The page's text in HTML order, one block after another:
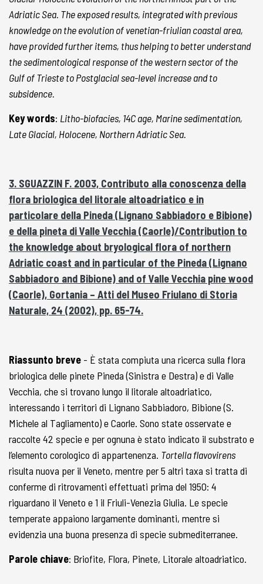
Adriatic Sea. The exposed results, integrated with previous
knowledge on the evolution of venetian-friulian coastal area,
have provided further items, thus helping to better understand
the sedimentological response of the western sector of the
Gulf of Trieste to Postglacial sea-level increase and to
subsidence.
Key words: Litho-biofacies, 14C age, Marine sedimentation,
Late Glacial, Holocene, Northern Adriatic Sea.
3. SGUAZZIN F. 2003, Contributo alla conoscenza della
flora briologica del litorale altoadriatico e in
particolare della Pineda (Lignano Sabbiadoro e Bibione)
e della pineta di Valle Vecchia (Caorle)/Contribution to
the knowledge about bryological flora of northern
Adriatic coast and in particular of the Pineda (Lignano
Sabbiadoro and Bibione) and of Valle Vecchia pine wood
(Caorle), Gortania – Atti del Museo Friulano di Storia
Naturale, 24 (2002), pp. 65-74.
Riassunto breve - È stata compiuta una ricerca sulla flora
briologica delle pinete Pineda (Sinistra e Destra) e di Valle
Vecchia, che si trovano lungo il litorale altoadriatico,
interessando i territori di Lignano Sabbiadoro, Bibione (S.
Michele al Tagliamento) e Caorle. Sono state osservate e
raccolte 42 specie e per ognuna è stato indicato il substrato e
l’elemento corologico di appartenenza. Tortella flavovirens
risulta nuova per il Veneto, mentre per 5 altri taxa si tratta di
conferme di ritrovamenti effettuati prima del 1950: 4
riguardano il Veneto e 1 il Friuli-Venezia Giulia. Le specie
temperate appaiono largamente dominanti, mentre si
evidenzia una buona presenza di specie submediterranee.
Parole chiave: Briofite, Flora, Pinete, Litorale altoadriatico.